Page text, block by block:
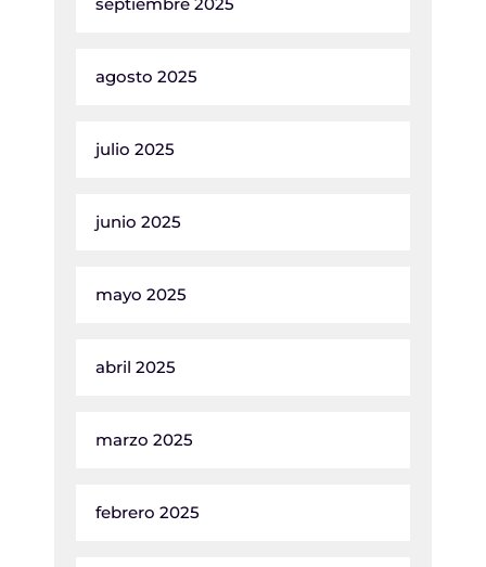
agosto 2025
julio 2025
junio 2025
mayo 2025
abril 2025
marzo 2025
febrero 2025